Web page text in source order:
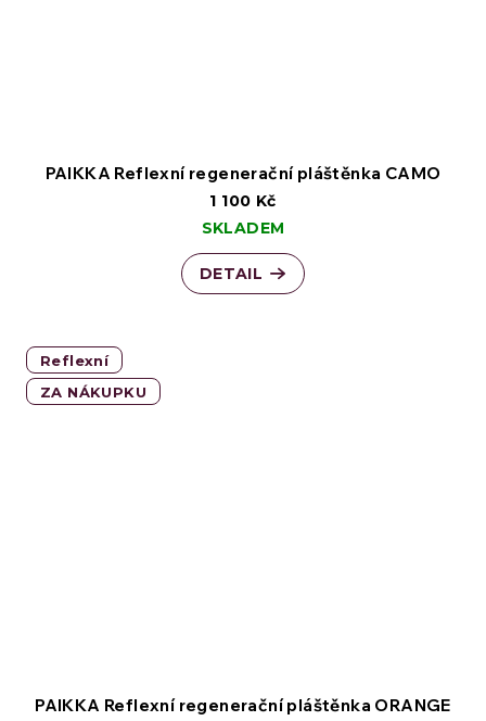
PAIKKA Reflexní regenerační pláštěnka CAMO
1 100 Kč
SKLADEM
DETAIL
Reflexní
ZA NÁKUPKU
PAIKKA Reflexní regenerační pláštěnka ORANGE